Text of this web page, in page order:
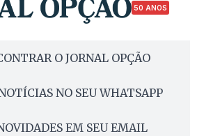
50 ANOS
O JORNAL OPÇÃO
NO SEU WHATSAPP
EM SEU EMAIL